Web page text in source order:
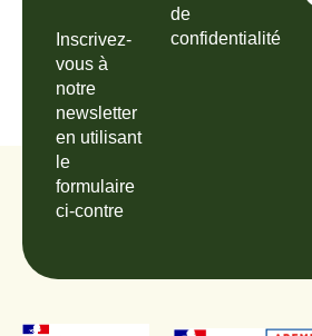
Inscrivez-
vous à
notre
newsletter
en utilisant
le
formulaire
ci-contre
de
confidentialité